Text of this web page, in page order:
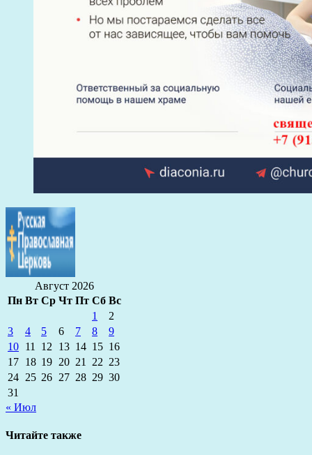
Август 2026
Пн Вт Ср Чт Пт Сб Вс
1
2
3
4 5 6 7 8
9
10 11 12 13 14 15 16
17 18 19 20 21 22 23
24 25 26 27 28 29 30
31
« Июл
Читайте также